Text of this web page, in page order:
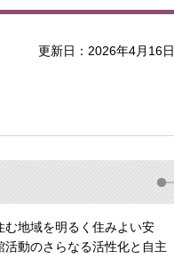
更新日：2026年4月16日
地域を明るく住みよい安
動のさらなる活性化と自主